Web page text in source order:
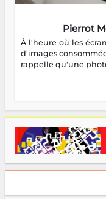
Pierrot
À l'heure où les
d'images
rappelle qu'une